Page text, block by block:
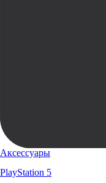
Аксессуары
PlayStation 5